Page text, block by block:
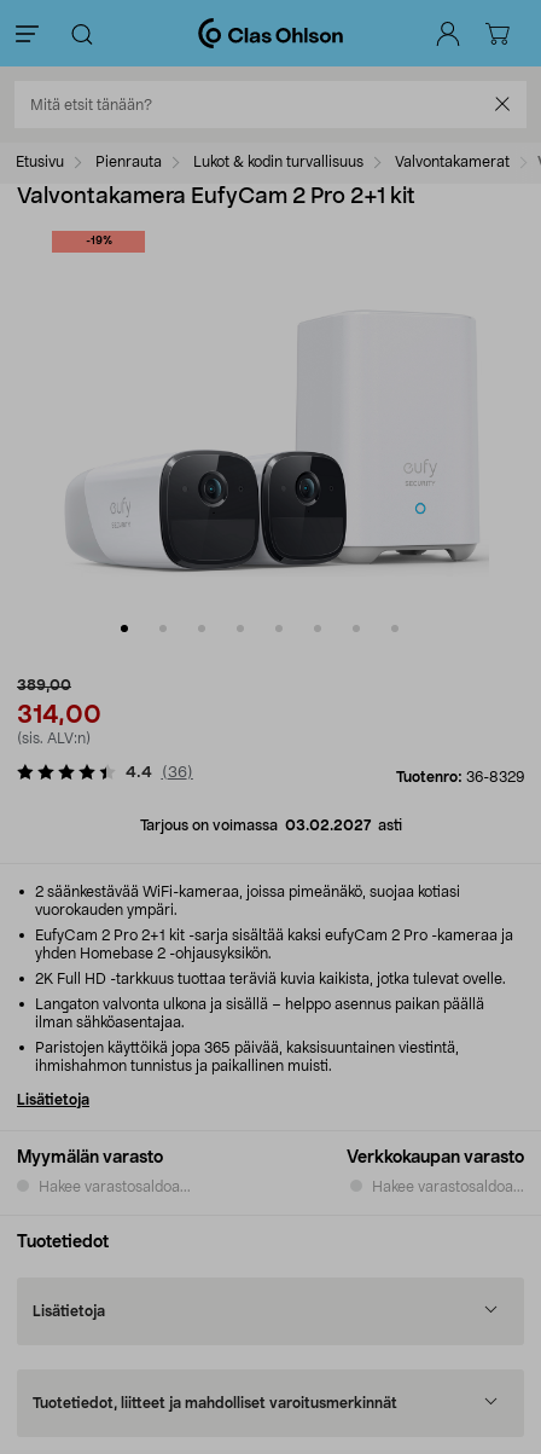
Etusivu Pienrauta Lukot & kodin turvallisuus Valvontakamerat
Valvontakamera EufyCam 2 Pro 2+1 kit
-19%
389,00
314,00
(sis. ALV:n)
Tuotenro: 36-8329
4.4 (36)
Tarjous on voimassa 03.02.2027asti
Myymälän varasto
Hakee varastosaldoa...
Verkkokaupan varasto
Hakee varastosaldoa...
2 säänkestävää WiFi-kameraa, joissa pimeänäkö, suojaa kotiasi
vuorokauden ympäri.
EufyCam 2 Pro 2+1 kit -sarja sisältää kaksi eufyCam 2 Pro -kameraa ja
yhden Homebase 2 -ohjausyksikön.
2K Full HD -tarkkuus tuottaa teräviä kuvia kaikista, jotka tulevat ovelle.
Langaton valvonta ulkona ja sisällä – helppo asennus paikan päällä
ilman sähköasentajaa.
Paristojen käyttöikä jopa 365 päivää, kaksisuuntainen viestintä,
ihmishahmon tunnistus ja paikallinen muisti.
Lisätietoja
Tuotetiedot
Lisätietoja
Tuotetiedot, liitteet ja mahdolliset varoitusmerkinnät